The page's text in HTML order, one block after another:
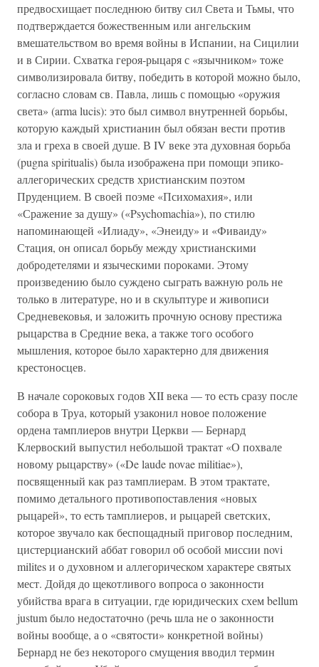
предвосхищает последнюю битву сил Света и Тьмы, что
подтверждается божественным или ангельским
вмешательством во время войны в Испании, на Сицилии
и в Сирии. Схватка героя-рыцаря с «язычником» тоже
символизировала битву, победить в которой можно было,
согласно словам св. Павла, лишь с помощью «оружия
света» (arma lucis): это был символ внутренней борьбы,
которую каждый христианин был обязан вести против
зла и греха в своей душе. В IV веке эта духовная борьба
(pugna spiritualis) была изображена при помощи эпико-
аллегорических средств христианским поэтом
Пруденцием. В своей поэме «Психомахия», или
«Сражение за душу» («Psychomachia»), по стилю
напоминающей «Илиаду», «Энеиду» и «Фиваиду»
Стация, он описал борьбу между христианскими
добродетелями и языческими пороками. Этому
произведению было суждено сыграть важную роль не
только в литературе, но и в скульптуре и живописи
Средневековья, и заложить прочную основу престижа
рыцарства в Средние века, а также того особого
мышления, которое было характерно для движения
крестоносцев.
В начале сороковых годов XII века — то есть сразу после
собора в Труа, который узаконил новое положение
ордена тамплиеров внутри Церкви — Бернард
Клервоский выпустил небольшой трактат «О похвале
новому рыцарству» («De laude novae militiae»),
посвященный как раз тамплиерам. В этом трактате,
помимо детального противопоставления «новых
рыцарей», то есть тамплиеров, и рыцарей светских,
которое звучало как беспощадный приговор последним,
цистерцианский аббат говорил об особой миссии novi
milites и о духовном и аллегорическом характере святых
мест. Дойдя до щекотливого вопроса о законности
убийства врага в ситуации, где юридических схем bellum
justum было недостаточно (речь шла не о законности
войны вообще, а о «святости» конкретной войны)
Бернард не без некоторого смущения вводил термин